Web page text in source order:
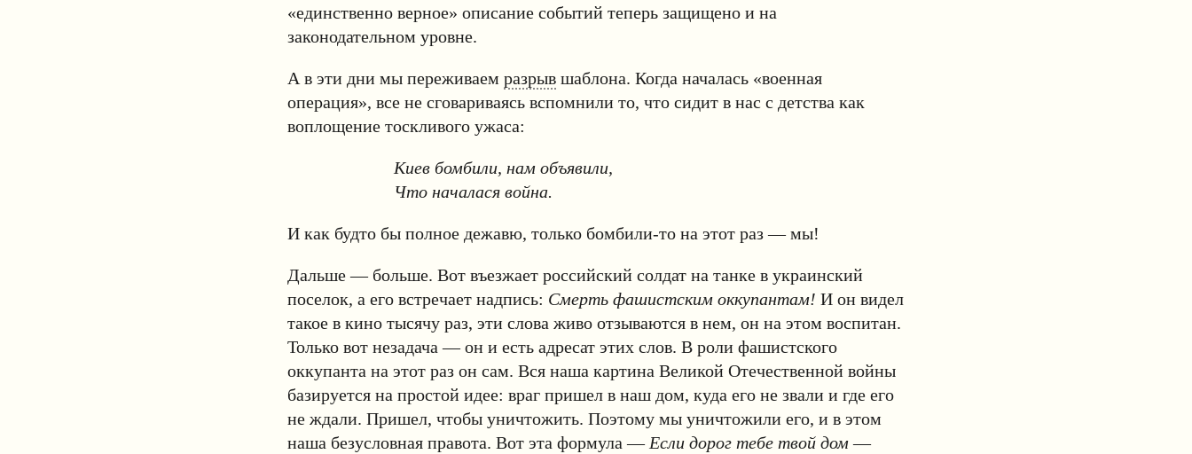
«единственно верное» описание событий теперь защищено и на
законодательном уровне.
А в эти дни мы переживаем разрывшаблона. Когда началась «военная
операция», все не сговариваясь вспомнили то, что сидит в нас с детства как
воплощение тоскливого ужаса:
Киев бомбили, нам объявили,
Что началася война.
И как будто бы полное дежавю, только бомбили-то на этот раз — мы!
Дальше — больше. Вот въезжает российский солдат на танке в украинский
поселок, а его встречает надпись: Смерть фашистским оккупантам! И он видел
такое в кино тысячу раз, эти слова живо отзываются в нем, он на этом воспитан.
Только вот незадача — он и есть адресат этих слов. В роли фашистского
оккупанта на этот раз он сам. Вся наша картина Великой Отечественной войны
базируется на простой идее: враг пришел в наш дом, куда его не звали и где его
не ждали. Пришел, чтобы уничтожить. Поэтому мы уничтожили его, и в этом
наша безусловная правота. Вот эта формула — Если дорог тебе твой дом—